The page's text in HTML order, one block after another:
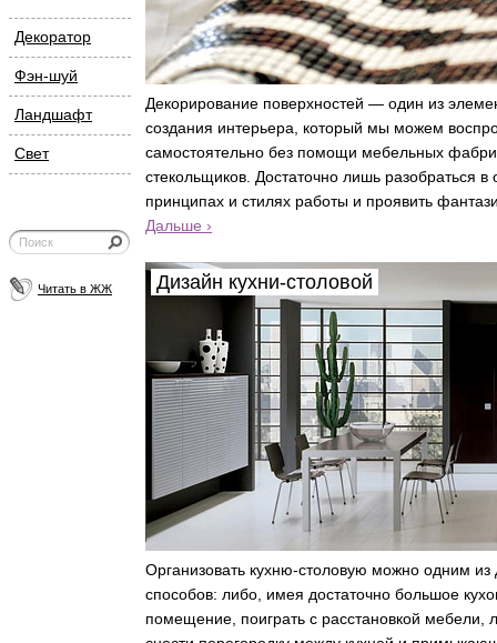
Декоратор
Фэн-шуй
Ландшафт
Свет
Читать в ЖЖ
Декорирование поверхностей — один из
создания интерьера, который мы можем
самостоятельно без помощи мебельных
стекольщиков. Достаточно лишь разобраться в
принципах и стилях работы и проявить
Дальше ›
Дизайн кухни-столовой
Организовать кухню-столовую можно одним из
способов: либо, имея достаточно большое
помещение, поиграть с расстановкой мебели,